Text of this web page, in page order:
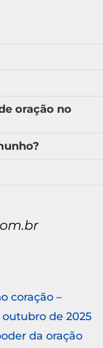
oração no
coração –
de 2025
da oração